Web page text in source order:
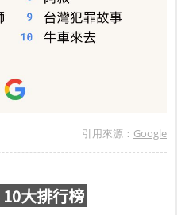
引用來源： Google
大排行榜